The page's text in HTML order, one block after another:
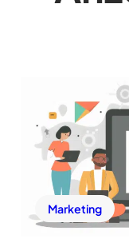
Marketing